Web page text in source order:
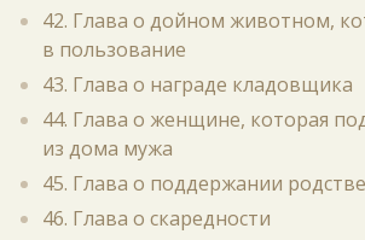
42. Глава о дойном животном,
в пользование
43. Глава о награде кладовщика
44. Глава о женщине, которая
из дома мужа
45. Глава о поддержании
46. Глава о скаредности